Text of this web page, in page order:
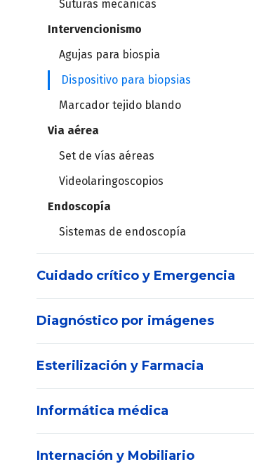
Suturas mecánicas
Intervencionismo
Agujas para biospia
Dispositivo para biopsias
Marcador tejido blando
Via aérea
Set de vías aéreas
Videolaringoscopios
Endoscopía
Sistemas de endoscopía
Cuidado crítico y Emergencia
DEA
Central de Monitoreo
Monitores de pacientes
Diagnóstico por imágenes
Densitómetro
Esterilización y Farmacia
Consumibles
Contenedores
Informática médica
Solución integral Medical IT
Internación y Mobiliario